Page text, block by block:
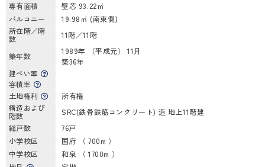
専有面積
壁芯 93.22㎡
バルコニー
19.98㎡ (南東側)
所在階／階
数
11階／11階
築年数
1989年 （平成元） 11月
築36年
建ぺい率
容積率
土地権利
所有権
構造および
階数
SRC(鉄骨鉄筋コンクリート) 造 地上11階建
総戸数
76戸
小学校区
国府 （ 700m ）
中学校区
和泉 （ 1700m ）